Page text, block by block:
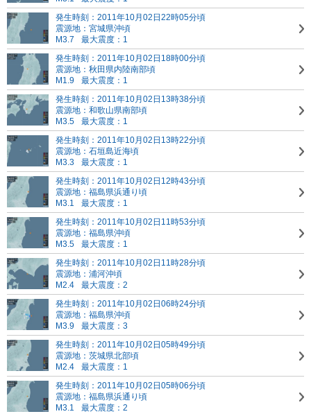
発生時刻：2011年10月02日22時05分頃
震源地：宮城県沖頃
M3.7
最大震度：1
発生時刻：2011年10月02日18時00分頃
震源地：秋田県内陸南部頃
M1.9
最大震度：1
発生時刻：2011年10月02日13時38分頃
震源地：和歌山県南部頃
M3.5
最大震度：1
発生時刻：2011年10月02日13時22分頃
震源地：石垣島近海頃
M3.3
最大震度：1
発生時刻：2011年10月02日12時43分頃
震源地：福島県浜通り頃
M3.1
最大震度：1
発生時刻：2011年10月02日11時53分頃
震源地：福島県沖頃
M3.5
最大震度：1
発生時刻：2011年10月02日11時28分頃
震源地：浦河沖頃
M2.4
最大震度：2
発生時刻：2011年10月02日06時24分頃
震源地：福島県沖頃
M3.9
最大震度：3
発生時刻：2011年10月02日05時49分頃
震源地：茨城県北部頃
M2.4
最大震度：1
発生時刻：2011年10月02日05時06分頃
震源地：福島県浜通り頃
M3.1
最大震度：2